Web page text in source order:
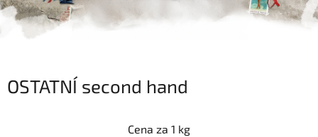
OSTATNÍ second hand
Cena